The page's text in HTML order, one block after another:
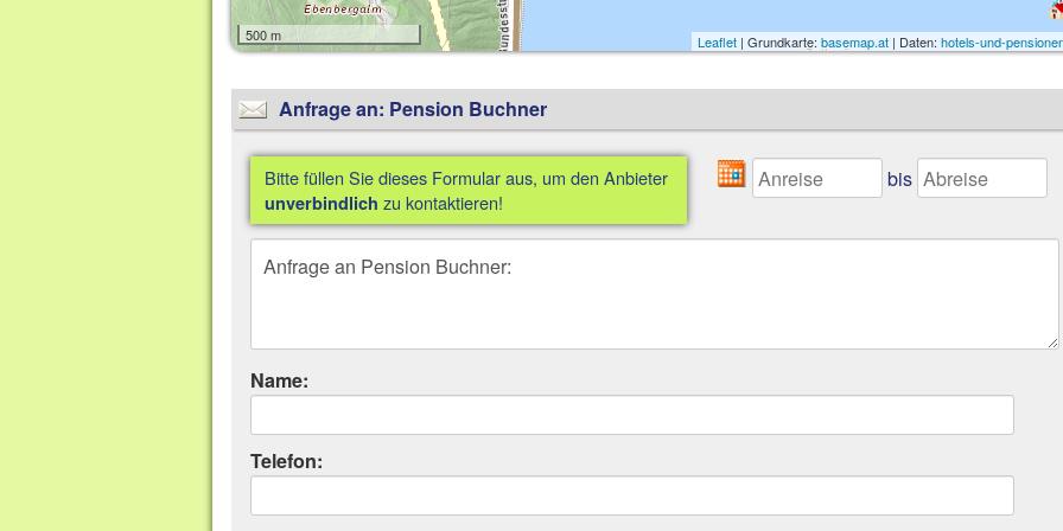
500 m Leaflet | Grundkarte:basemap.at | Daten:hotels-und-
Anfrage an: Pension Buchner
Bitte füllen Sie dieses Formular aus, um den Anbieter
unverbindlich zu kontaktieren!
bis
Name:
Telefon: